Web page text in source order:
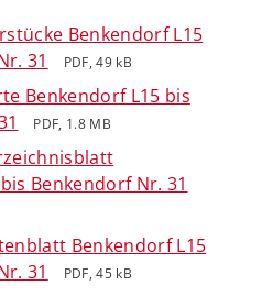
Benkendorf L15
31
PDF, 49 kB
Benkendorf L15 bis
PDF, 1.8 MB
Benkendorf Nr. 31
Benkendorf L15
31
PDF, 45 kB